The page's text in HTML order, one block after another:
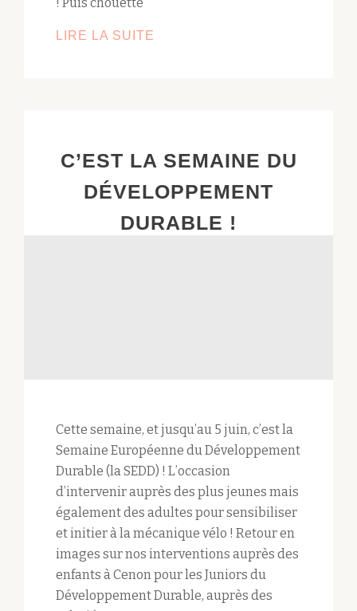
LIRE LA SUITE
!
C’EST LA SEMAINE DU
DÉVELOPPEMENT
DURABLE !
Cette semaine, et jusqu’au 5 juin, c’est la
Semaine Européenne du Développement
Durable (la SEDD) ! L’occasion
d’intervenir auprès des plus jeunes mais
également des adultes pour sensibiliser
et initier à la mécanique vélo ! Retour en
images sur nos interventions auprès des
enfants à Cenon pour les Juniors du
Développement Durable, auprès des